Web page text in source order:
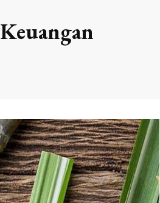
Keuangan